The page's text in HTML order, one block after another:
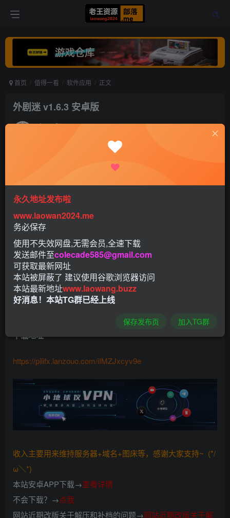
首页 值得一看 软件应用 正文
外剧迷 v1.6.3 安卓版
老王 打赏
软件信息
应用名字：外剧迷
应用包名：com.waijumi.Gloomytv
应用版本：1.6.3
下载地址
https://pilifx.lanzouo.com/iIMZJxcyv9e
收入主要用来维持服务器+域名+图床等，感谢大家支持~ (*/
ω＼*)
本站安卓APP下载→查看详情
不会下载？→点我
网站近期改版关于解压和补档的问题→网站近期改版关于解
永久地址发布啦
www.laowan2024.me
务必保存
使用不失效网盘,无需会员,全速下载
发送邮件至colecade585@gmail.com
可获取最新网址
本站被屏蔽了 建议使用谷歌浏览器访问
本站最新地址www.laowang.buzz
好消息！本站TG群已经上线
保存发布页 加入TG群